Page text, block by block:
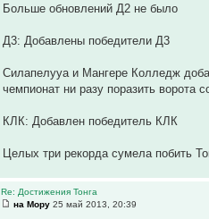
Больше обновлений Д2 не было
Д3: Добавлены победители Д3
Силапелууа и Мангере Колледж
чемпионат ни разу поразить ворота
КЛК: Добавлен победитель КЛК
Целых три рекорда сумела побить
Re: Достижения Тонга
на Мору 25 май 2013, 20:39